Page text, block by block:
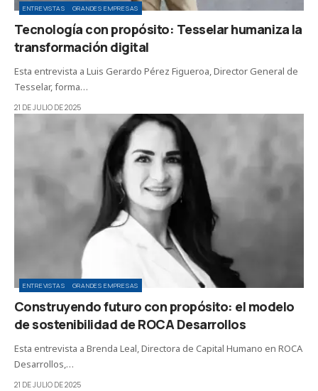
ENTREVISTAS GRANDES EMPRESAS
Tecnología con propósito: Tesselar humaniza la
transformación digital
Esta entrevista a Luis Gerardo Pérez Figueroa, Director General de
Tesselar, forma…
21 DE JULIO DE 2025
ENTREVISTAS GRANDES EMPRESAS
Construyendo futuro con propósito: el modelo
de sostenibilidad de ROCA Desarrollos
Esta entrevista a Brenda Leal, Directora de Capital Humano en ROCA
Desarrollos,…
21 DE JULIO DE 2025